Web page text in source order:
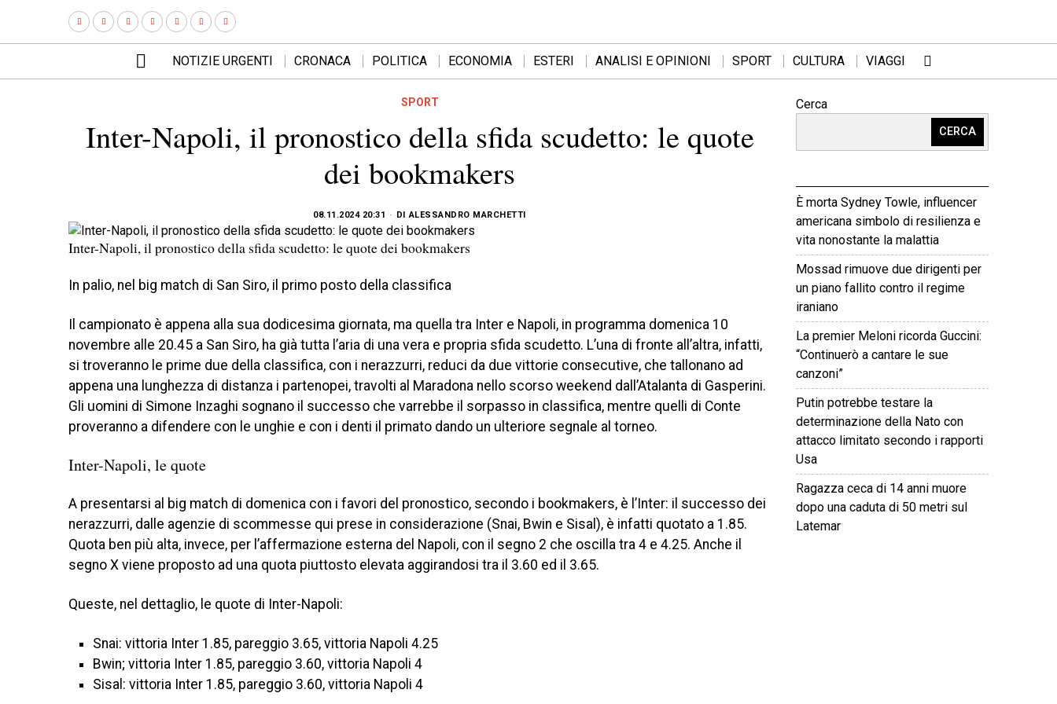
NOTIZIE URGENTI CRONACA POLITICA ECONOMIA ESTERI ANALISI E OPINIONI SPORT CULTURA VIAGGI
SPORT
Inter-Napoli, il pronostico della sfida scudetto: le quote
dei bookmakers
08.11.2024 20:31 DI ALESSANDRO MARCHETTI
Inter-Napoli, il pronostico della sfida scudetto: le quote dei bookmakers
In palio, nel big match di San Siro, il primo posto della classifica
Il campionato è appena alla sua dodicesima giornata, ma quella tra Inter e Napoli, in programma domenica 10
novembre alle 20.45 a San Siro, ha già tutta l’aria di una vera e propria sfida scudetto. L’una di fronte all’altra, infatti,
si troveranno le prime due della classifica, con i nerazzurri, reduci da due vittorie consecutive, che tallonano ad
appena una lunghezza di distanza i partenopei, travolti al Maradona nello scorso weekend dall’Atalanta di Gasperini.
Gli uomini di Simone Inzaghi sognano il successo che varrebbe il sorpasso in classifica, mentre quelli di Conte
proveranno a difendere con le unghie e con i denti il primato dando un ulteriore segnale al torneo.
Inter-Napoli, le quote
A presentarsi al big match di domenica con i favori del pronostico, secondo i bookmakers, è l’Inter: il successo dei
nerazzurri, dalle agenzie di scommesse qui prese in considerazione (Snai, Bwin e Sisal), è infatti quotato a 1.85.
Quota ben più alta, invece, per l’affermazione esterna del Napoli, con il segno 2 che oscilla tra 4 e 4.25. Anche il
segno X viene proposto ad una quota piuttosto elevata aggirandosi tra il 3.60 ed il 3.65.
Queste, nel dettaglio, le quote di Inter-Napoli:
Snai: vittoria Inter 1.85, pareggio 3.65, vittoria Napoli 4.25
Bwin; vittoria Inter 1.85, pareggio 3.60, vittoria Napoli 4
Sisal: vittoria Inter 1.85, pareggio 3.60, vittoria Napoli 4
Cerca
CERCA
È morta Sydney Towle, influencer
americana simbolo di resilienza e
vita nonostante la malattia
Mossad rimuove due dirigenti per
un piano fallito contro il regime
iraniano
La premier Meloni ricorda Guccini:
“Continuerò a cantare le sue
canzoni”
Putin potrebbe testare la
determinazione della Nato con
attacco limitato secondo i rapporti
Usa
Ragazza ceca di 14 anni muore
dopo una caduta di 50 metri sul
Latemar